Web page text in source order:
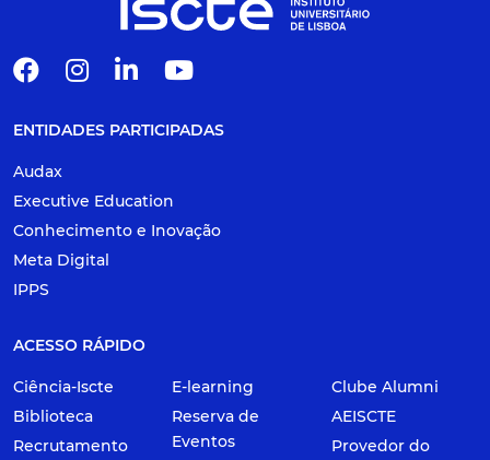
ENTIDADES PARTICIPADAS
Audax
Executive Education
Conhecimento e Inovação
Meta Digital
IPPS
ACESSO RÁPIDO
Ciência-Iscte
Biblioteca
Recrutamento
E-learning
Reserva de
Eventos
Clube Alumni
AEISCTE
Provedor do